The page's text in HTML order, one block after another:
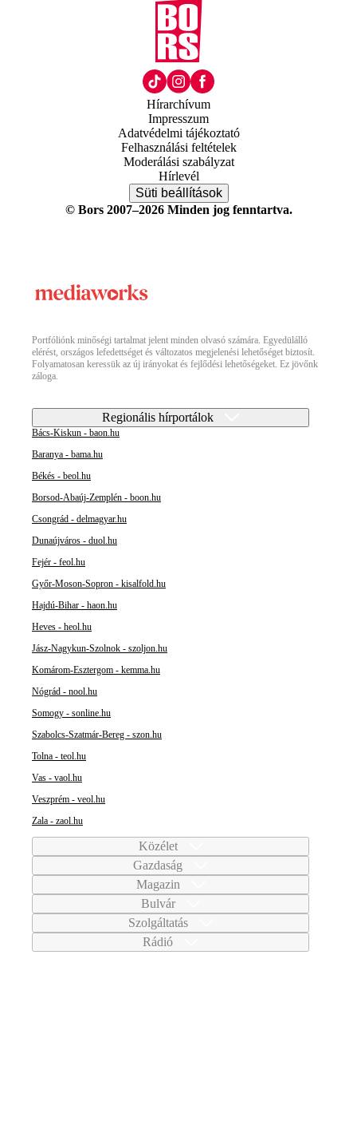
Hírarchívum
Impresszum
Adatvédelmi tájékoztató
Felhasználási feltételek
Moderálási szabályzat
Hírlevél
Süti beállítások
© Bors 2007–2026 Minden jog fenntartva.
Portfóliónk minőségi tartalmat jelent minden olvasó számára. Egyedülálló
elérést, országos lefedettséget és változatos megjelenési lehetőséget biztosít.
Folyamatosan keressük az új irányokat és fejlődési lehetőségeket. Ez jövőnk
záloga.
Regionális hírportálok
Bács-Kiskun - baon.hu
Baranya - bama.hu
Békés - beol.hu
Borsod-Abaúj-Zemplén - boon.hu
Csongrád - delmagyar.hu
Dunaújváros - duol.hu
Fejér - feol.hu
Győr-Moson-Sopron - kisalfold.hu
Hajdú-Bihar - haon.hu
Heves - heol.hu
Jász-Nagykun-Szolnok - szoljon.hu
Komárom-Esztergom - kemma.hu
Nógrád - nool.hu
Somogy - sonline.hu
Szabolcs-Szatmár-Bereg - szon.hu
Tolna - teol.hu
Vas - vaol.hu
Veszprém - veol.hu
Zala - zaol.hu
Közélet
Gazdaság
Magazin
Bulvár
Szolgáltatás
Rádió